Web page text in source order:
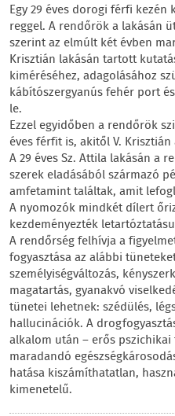
Egy 29 éves dorogi férfi
reggel. A rendőrök a lakásán
szerint az elmúlt két évben
Krisztián lakásán tartott
kiméréséhez, adagolásához
kábítószergyanús fehér port
le.
Ezzel egyidőben a rendőrök
éves férfit is, akitől V.
A 29 éves Sz. Attila lakásán a
szerek eladásából származó
amfetamint találtak, amit
A nyomozók mindkét dílert
kezdeményezték
A rendőrség felhívja a
fogyasztása az alábbi
személyiségváltozás,
magatartás, gyanakvó
tünetei lehetnek: szédülés,
hallucinációk. A
alkalom után – erős
maradandó
hatása kiszámíthatatlan,
kimenetelű.